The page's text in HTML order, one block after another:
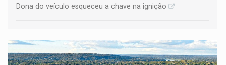
Dona do veículo esqueceu a chave na ignição